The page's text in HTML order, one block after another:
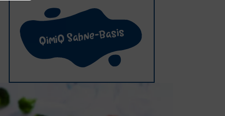
QimiQ Sahne-Basis